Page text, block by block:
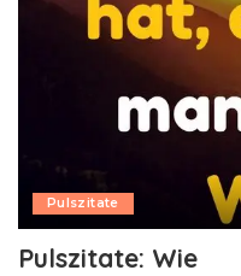
Pulszitate
Pulszitate: Wie